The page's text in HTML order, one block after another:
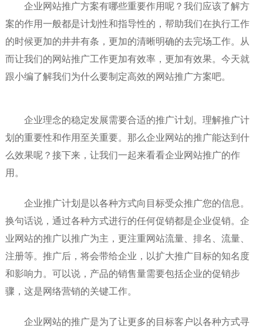
企业网站推广方案有哪些重要作用呢？我们应该了解方
案的作用一般都是计划性和指导性的，帮助我们在执行工作
的时候更加的井井有条，更加的清晰明确的去完场工作。从
而让我们的网站推广工作更加有效率，更加有效果。今天就
跟小编了解我们为什么要制定高效的网站推广方案吧。
企业理念的稳定发展需要合适的推广计划。理解推广计
划的重要性和作用至关重要。那么企业网站的推广能达到什
么效果呢？接下来，让我们一起来看看企业网站推广的作
用。
企业推广计划是以各种方式向目标受众推广您的信息。
换句话说，通过各种方式进行的任何促销都是企业促销。企
业网站的推广以推广为主，更注重网站流量、排名、流量、
注册等。推广后，将会带给企业，以扩大推广目标的知名度
和影响力。可以说，产品的销售量需要包括企业的促销步
骤，这是网络营销的关键工作。
企业网站的推广是为了让更多的目标客户以各种方式寻